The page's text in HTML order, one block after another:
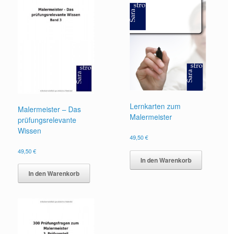
Malermeister – Das
prüfungsrelevante
Wissen
49,50€
In den Warenkorb
Lernkarten zum
Malermeister
49,50€
In den Warenkorb